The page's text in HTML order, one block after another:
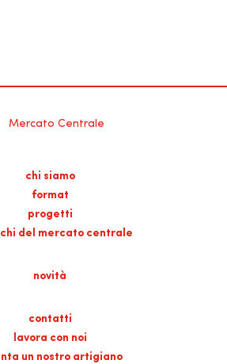
chi siamo
format
progetti
del mercato centrale
novità
contatti
lavora con noi
un nostro artigiano